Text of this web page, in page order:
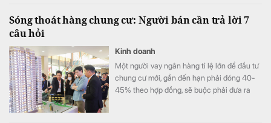
Sóng thoát hàng chung cư: Người bán cần trả lời 7
câu hỏi
Kinh doanh
Một người vay ngân hàng tỉ lệ lớn để đầu tư
chung cư mới, gần đến hạn phải đóng 40-
45% theo hợp đồng, sẽ buộc phải đưa ra